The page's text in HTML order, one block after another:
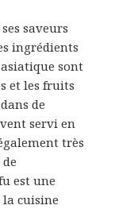
saveurs
ingrédients
sont
et les fruits
de
servi en
très
est une
cuisine